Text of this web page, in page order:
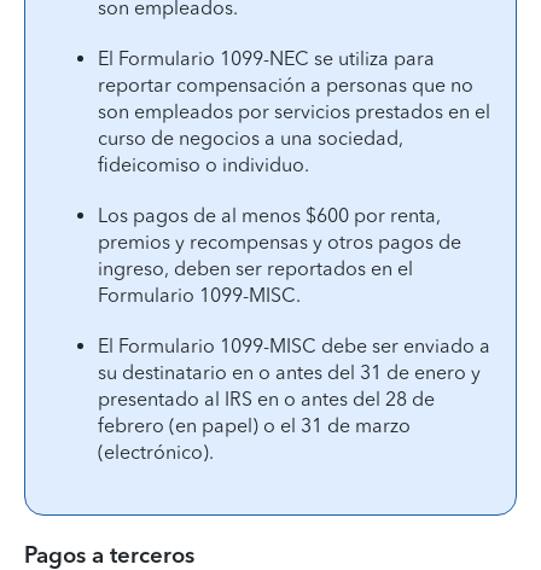
son empleados.
El Formulario 1099-NEC se utiliza para
reportar compensación a personas que no
son empleados por servicios prestados en el
curso de negocios a una sociedad,
fideicomiso o individuo.
Los pagos de al menos $600 por renta,
premios y recompensas y otros pagos de
ingreso, deben ser reportados en el
Formulario 1099-MISC.
El Formulario 1099-MISC debe ser enviado a
su destinatario en o antes del 31 de enero y
presentado al IRS en o antes del 28 de
febrero (en papel) o el 31 de marzo
(electrónico).
Pagos a terceros